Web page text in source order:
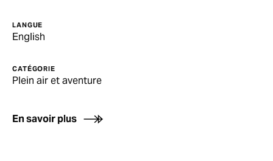
LANGUE
English
CATÉGORIE
Plein air et aventure
En savoir plus